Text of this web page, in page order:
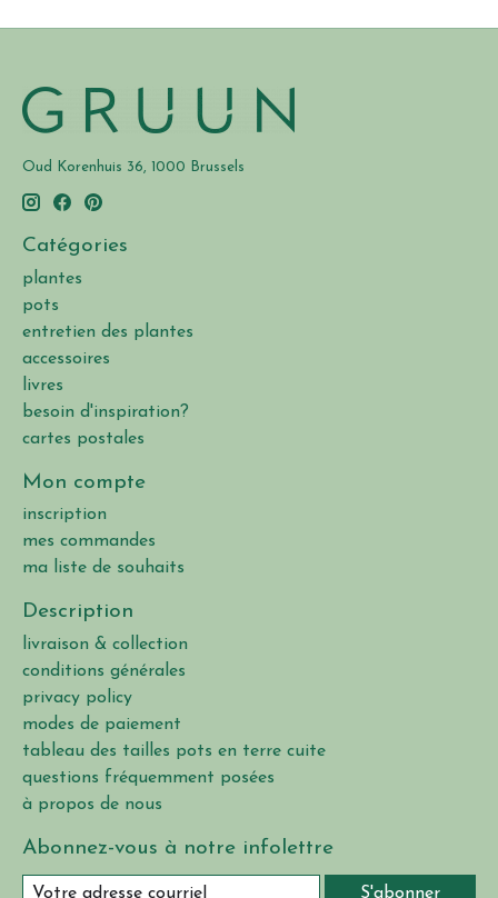
Oud Korenhuis 36, 1000 Brussels
Catégories
plantes
pots
entretien des plantes
accessoires
livres
besoin d'inspiration?
cartes postales
Mon compte
inscription
mes commandes
ma liste de souhaits
Description
livraison & collection
conditions générales
privacy policy
modes de paiement
tableau des tailles pots en terre cuite
questions fréquemment posées
à propos de nous
Abonnez-vous à notre infolettre
S'abonner